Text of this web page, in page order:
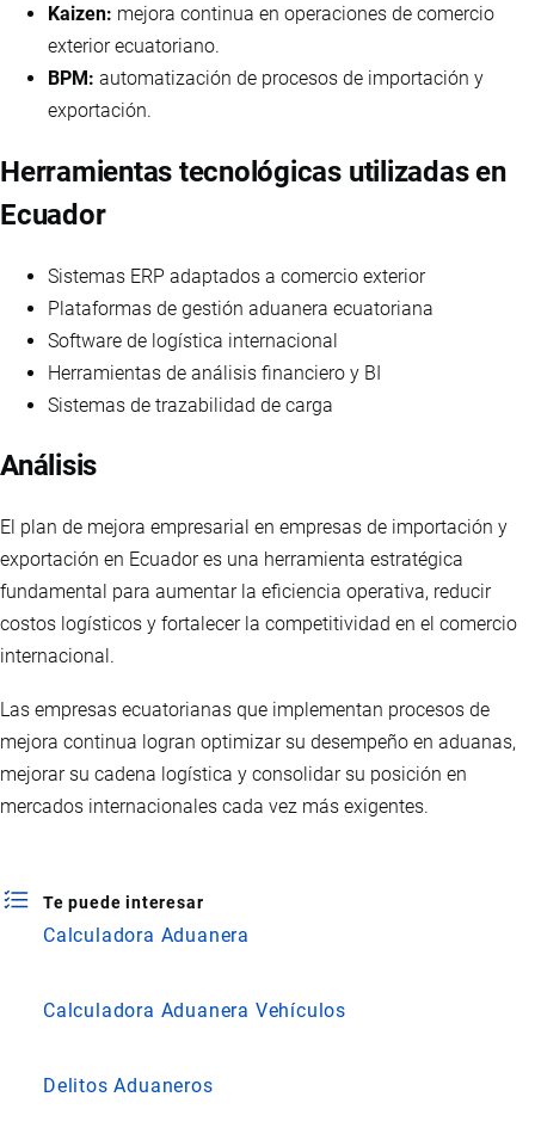
Kaizen: mejora continua en operaciones de comercio
exterior ecuatoriano.
BPM: automatización de procesos de importación y
exportación.
Herramientas tecnológicas utilizadas en
Ecuador
Sistemas ERP adaptados a comercio exterior
Plataformas de gestión aduanera ecuatoriana
Software de logística internacional
Herramientas de análisis financiero y BI
Sistemas de trazabilidad de carga
Análisis
El plan de mejora empresarial en empresas de importación y
exportación en Ecuador es una herramienta estratégica
fundamental para aumentar la eficiencia operativa, reducir
costos logísticos y fortalecer la competitividad en el comercio
internacional.
Las empresas ecuatorianas que implementan procesos de
mejora continua logran optimizar su desempeño en aduanas,
mejorar su cadena logística y consolidar su posición en
mercados internacionales cada vez más exigentes.
Te puede interesar
Calculadora Aduanera
Calculadora Aduanera Vehículos
Delitos Aduaneros